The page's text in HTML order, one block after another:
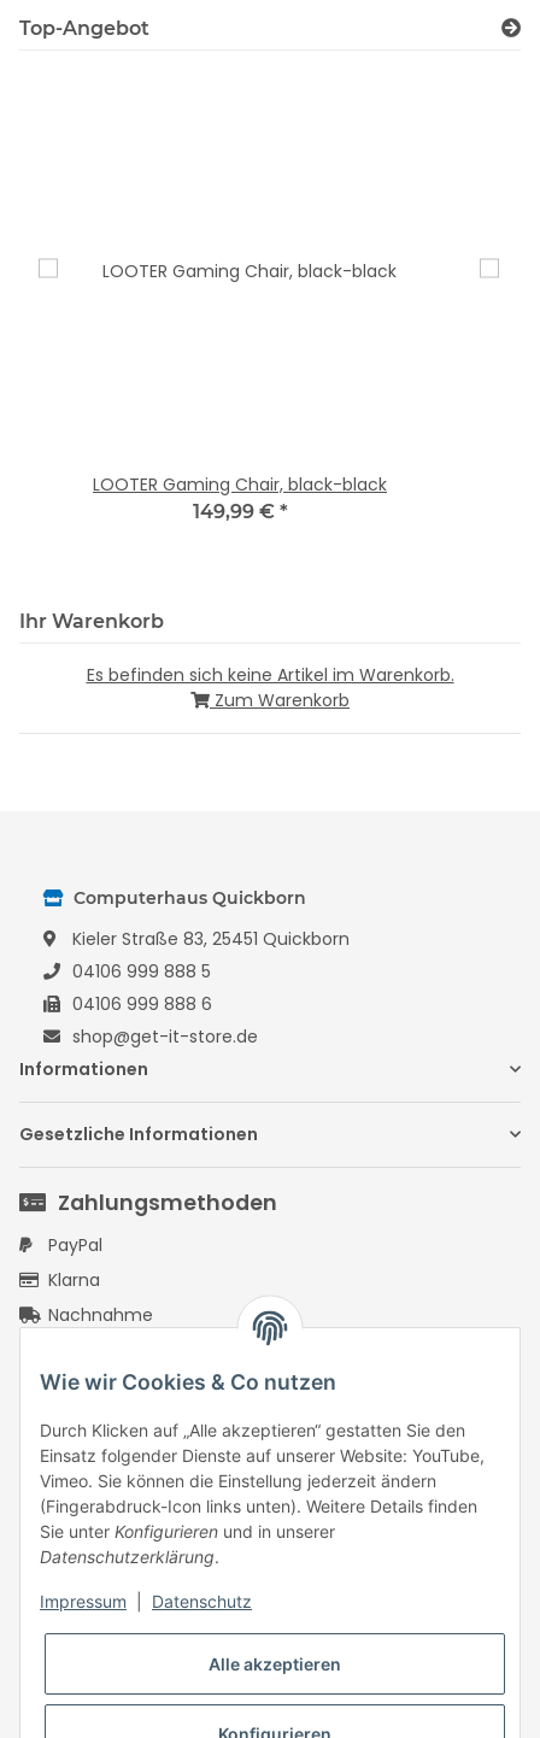
Top-Angebot
LOOTER Gaming Chair, black-black
149,99 € *
Ihr Warenkorb
Es befinden sich keine Artikel im Warenkorb.
Zum Warenkorb
Computerhaus Quickborn
Kieler Straße 83, 25451 Quickborn
04106 999 888 5
04106 999 888 6
shop@get-it-store.de
Informationen
Gesetzliche Informationen
Zahlungsmethoden
PayPal
Klarna
Nachnahme
PayPal Checkout
Rechnungskauf mit Ratepay
PayPal Kreditkarte
Google Pay
Apple Pay
Klarna Pay Later
Klarna Pay Now
Klarna Slice It
Wie wir Cookies & Co nutzen
Durch Klicken auf „Alle akzeptieren“ gestatten Sie den
Einsatz folgender Dienste auf unserer Website: YouTube,
Vimeo. Sie können die Einstellung jederzeit ändern
(Fingerabdruck-Icon links unten). Weitere Details finden
Sie unter Konfigurieren und in unserer
Datenschutzerklärung.
Impressum Datenschutz
Alle akzeptieren